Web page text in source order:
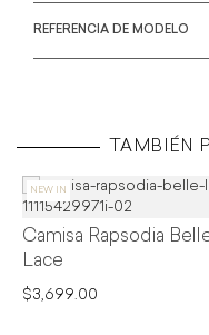
REFERENCIA DE MODELO
TAMBIÉN
Camisa Rapsodia
Lace
$3,699.00